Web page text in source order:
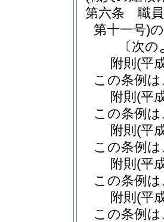
第六条
職
第十一号)
〔次
附則 (平
この条例
附則 (平
この条例
附則 (平
この条例
附則 (平
この条例
附則 (平
この条例